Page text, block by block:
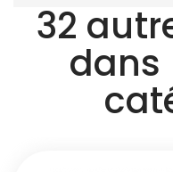
32
dans